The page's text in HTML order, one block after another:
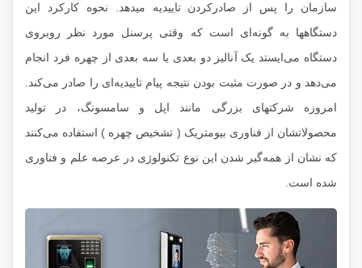
سازمان را پس از صادرکردن تاییدیه میدهد. نحوه کارکرد این
دستگاهها به گونه‌ای است که وقتی پرسنل مورد نظر روبروی
دستگاه می‌ایستد یک آنالیز دو بعدی یا سه بعدی از چهره فرد انجام
می‌دهد و در صورت مثبت بودن نتیجه پیام تاییدیه‌ای را صادر می‌کند.
امروزه شرکتهای بزرگی مانند اپل و سامسونگ، در تولید
محصولاتشان از فناوری بیومتریک ( تشخیص چهره ) استفاده می‌کنند
که نشان از همه‌گیر شدن این نوع تکنولوژی در عرصه علم و فناوری
شده است.